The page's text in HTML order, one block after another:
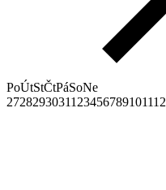
PoÚtStČtPáSoNe
27282930311 23456789101112